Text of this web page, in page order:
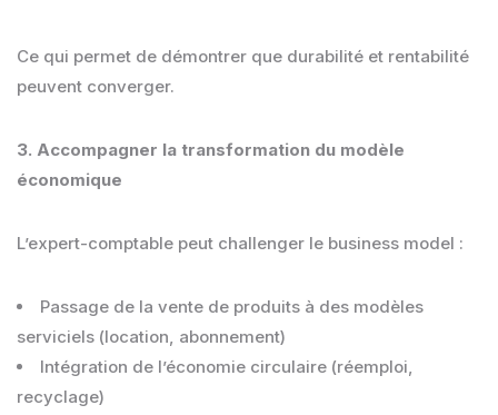
Ce qui permet de démontrer que durabilité et rentabilité
peuvent converger.
3. Accompagner la transformation du modèle
économique
L’expert-comptable peut challenger le business model :
Passage de la vente de produits à des modèles
serviciels (location, abonnement)
Intégration de l’économie circulaire (réemploi,
recyclage)